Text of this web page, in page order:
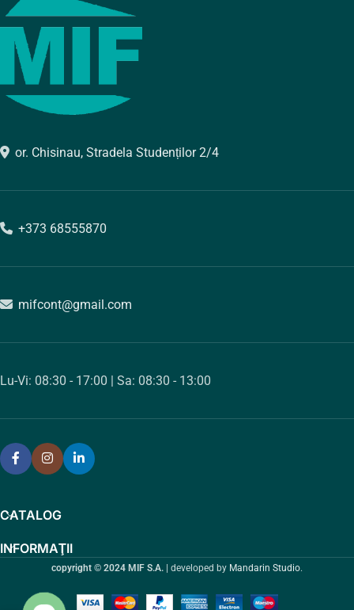
or. Chisinau, Stradela Studenților 2/4
+373 68555870
mifcont@gmail.com
Lu-Vi: 08:30 - 17:00 | Sa: 08:30 - 13:00
CATALOG
INFORMAŢII
copyright © 2024 MIF S.A. | developed by Mandarin Studio.